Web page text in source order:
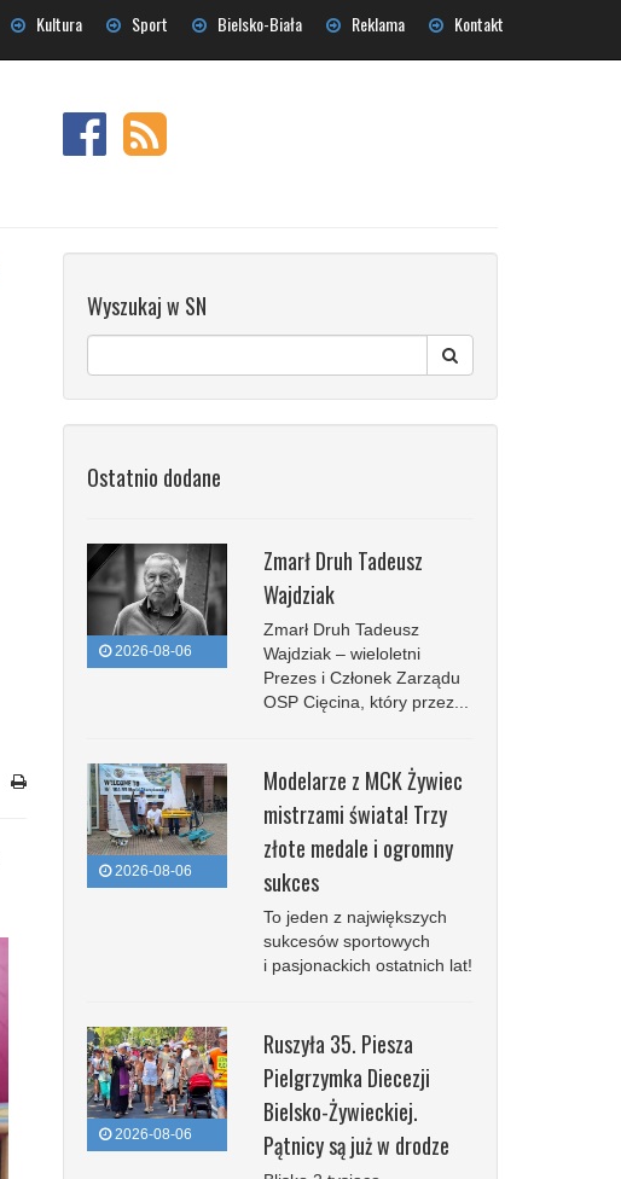
Kultura Sport Bielsko-Biała Reklama Kontakt
Wyszukaj w SN
Ostatnio dodane
2026-08-06
Zmarł Druh Tadeusz
Wajdziak
Zmarł Druh Tadeusz
Wajdziak – wieloletni
Prezes i Członek Zarządu
OSP Cięcina, który przez...
2026-08-06
Modelarze z MCK Żywiec
mistrzami świata! Trzy
złote medale i ogromny
sukces
To jeden z największych
sukcesów sportowych
i pasjonackich ostatnich lat!
2026-08-06
Ruszyła 35. Piesza
Pielgrzymka Diecezji
Bielsko-Żywieckiej.
Pątnicy są już w drodze